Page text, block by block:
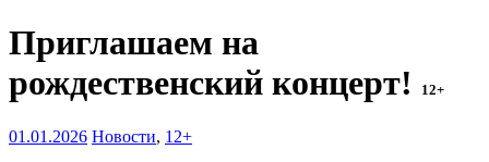
Приглашаем на
рождественский концерт!
12+
01.01.2026 Новости, 12+